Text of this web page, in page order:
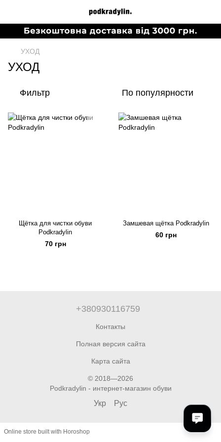
УХОД
УХОД
Фильтр По популярности
Щётка для чистки обуви
Podkradylin
70 грн
Замшевая щётка Podkradylin
60 грн
+380930116759
Контакты
Полная версия сайта
Карта сайта
© 2018—2026
Podkradylin - интернет-магазин обуви
Укр Рус
Online store built with Horoshop